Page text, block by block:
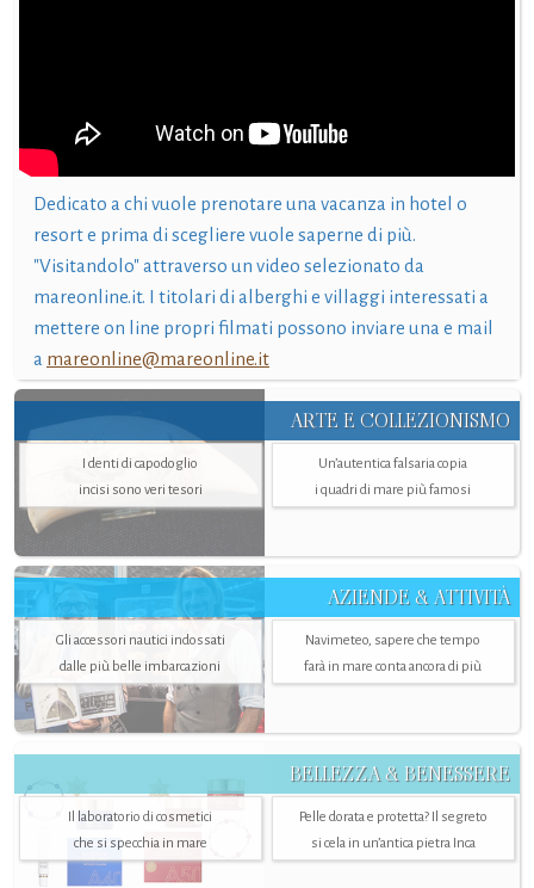
Dedicato a chi vuole prenotare una vacanza in hotel o
resort e prima di scegliere vuole saperne di più.
"Visitandolo" attraverso un video selezionato da
mareonline.it. I titolari di alberghi e villaggi interessati a
mettere on line propri filmati possono inviare una e mail
a mareonline@mareonline.it
ARTE E COLLEZIONISMO
I denti di capodoglio
incisi sono veri tesori
Un’autentica falsaria copia
i quadri di mare più famosi
AZIENDE & ATTIVITÀ
Gli accessori nautici indossati
dalle più belle imbarcazioni
Navimeteo, sapere che tempo
farà in mare conta ancora di più
BELLEZZA & BENESSERE
Il laboratorio di cosmetici
che si specchia in mare
Pelle dorata e protetta? Il segreto
si cela in un’antica pietra Inca